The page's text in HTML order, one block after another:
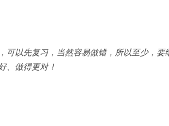
可以先复习，当然容易做错，所以至少，
、做得更对！